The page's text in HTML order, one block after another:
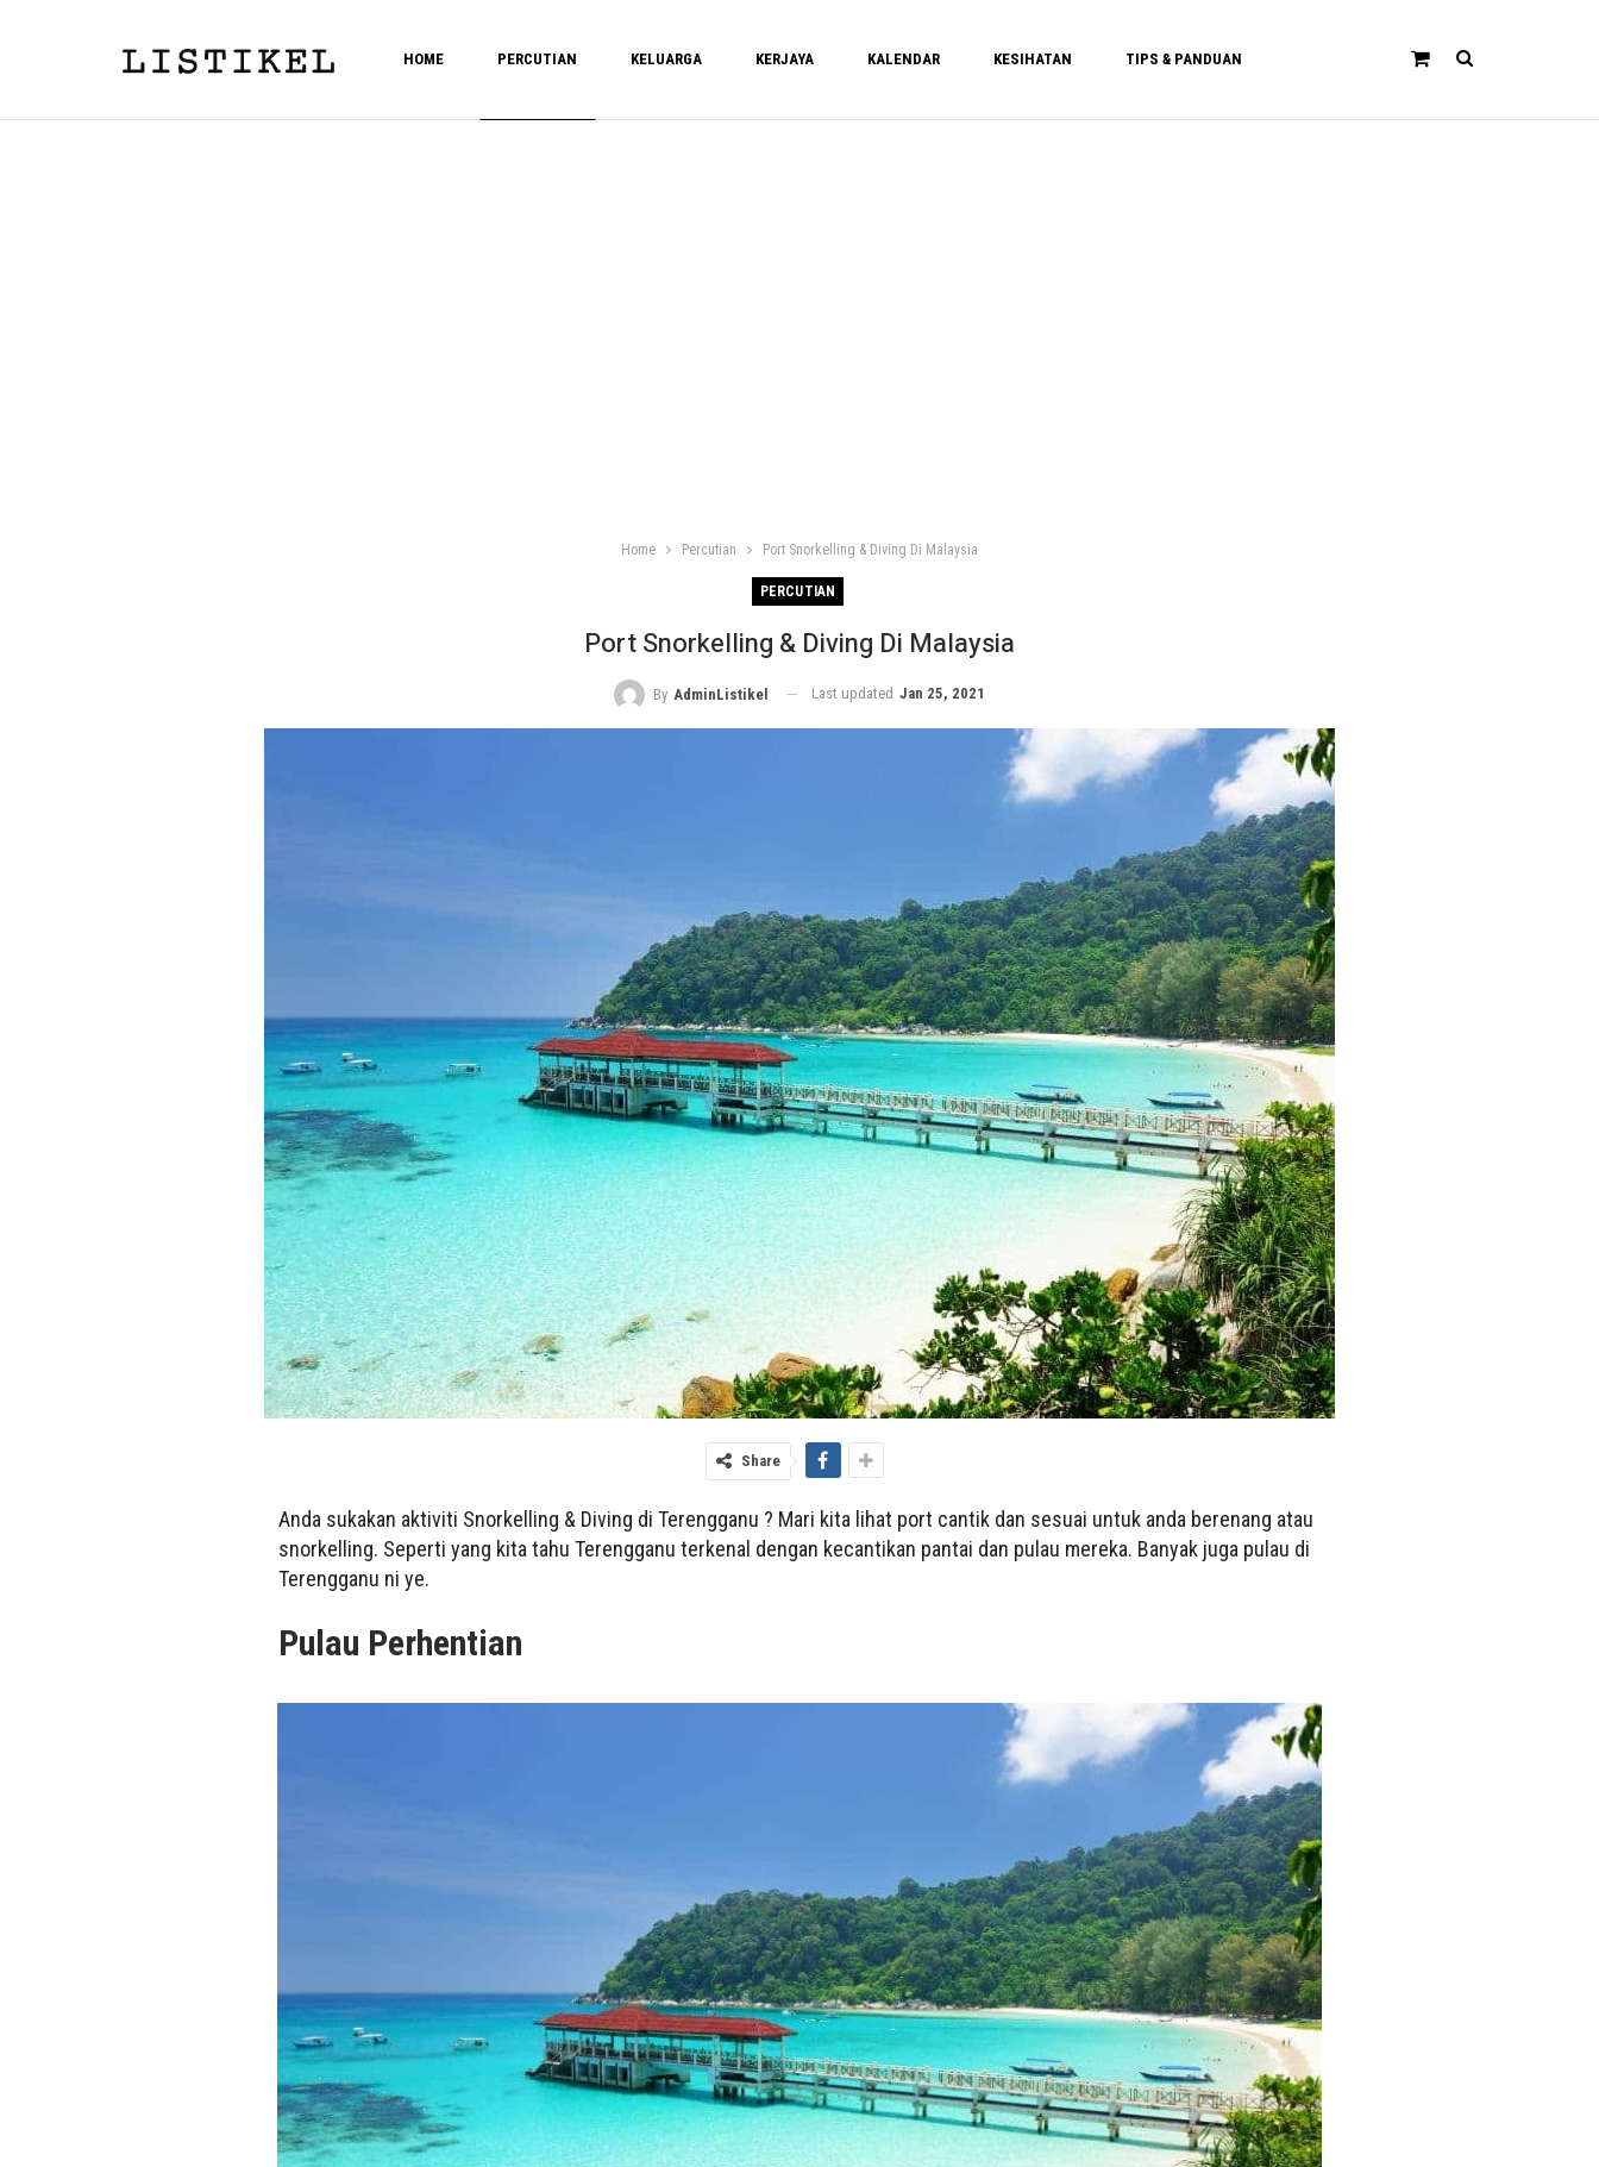
HOME PERCUTIAN KELUARGA KERJAYA KALENDAR KESIHATAN TIPS & PANDUAN
Home Percutian Port Snorkelling & Diving Di Malaysia
PERCUTIAN
Port Snorkelling & Diving Di Malaysia
By AdminListikel Last updated Jan 25, 2021
Share
Anda sukakan aktiviti Snorkelling & Diving di Terengganu ? Mari kita lihat port cantik dan sesuai untuk anda berenang atau
snorkelling. Seperti yang kita tahu Terengganu terkenal dengan kecantikan pantai dan pulau mereka. Banyak juga pulau di
Terengganu ni ye.
Pulau Perhentian